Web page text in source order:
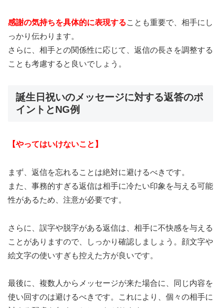
感謝の気持ちを具体的に表現することも重要で、相手にし
っかり伝わります。
さらに、相手との関係性に応じて、返信の長さを調整する
ことも考慮すると良いでしょう。
誕生日祝いのメッセージに対する返答のポ
イントとNG例
【やってはいけないこと】
まず、返信を忘れることは絶対に避けるべきです。
また、事務的すぎる返信は相手に冷たい印象を与える可能
性があるため、注意が必要です。
さらに、誤字や脱字がある返信は、相手に不快感を与える
ことがありますので、しっかり確認しましょう。顔文字や
絵文字の使いすぎも控えた方が良いです。
最後に、複数人からメッセージが来た場合に、同じ内容を
使い回すのは避けるべきです。これにより、個々の相手に